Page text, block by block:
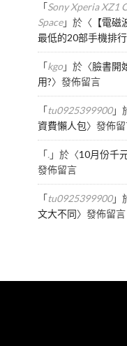
「Sony Xperia XZ1
Space」於〈 【電
最低的20部手機排行
「kgo」於〈臉書開
用?〉發佈留言
「tu0925399900」
資費懶人包〉發佈
「.」於〈10月份千
發佈留言
「tu0925399900」
文大不同〉發佈留言